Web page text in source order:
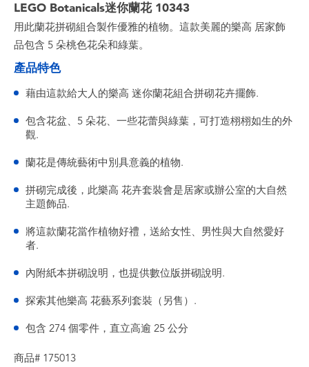
LEGO Botanicals迷你蘭花 10343
用此蘭花拼砌組合製作優雅的植物。這款美麗的樂高 居家飾
品包含 5 朵桃色花朵和綠葉。
產品特色
藉由這款給大人的樂高 迷你蘭花組合拼砌花卉擺飾.
包含花盆、5 朵花、一些花蕾與綠葉，可打造栩栩如生的外
觀.
蘭花是傳統藝術中別具意義的植物.
拼砌完成後，此樂高 花卉套裝會是居家或辦公室的大自然
主題飾品.
將這款蘭花當作植物好禮，送給女性、男性與大自然愛好
者.
內附紙本拼砌說明，也提供數位版拼砌說明.
探索其他樂高 花藝系列套裝（另售）.
包含 274 個零件，直立高逾 25 公分
商品# 175013